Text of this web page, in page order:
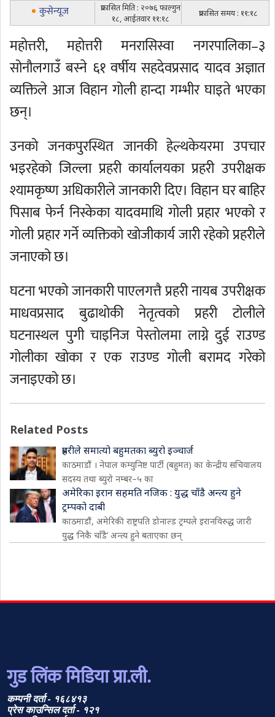
कुसेन्यूज
प्रकासित मिति : २०७६ फाल्गुन
१८, आईतवार ११:१८
प्रकासित समय : ११:१८
महोत्तरी, महोत्तरी मनरासिस्वा नगरपालिका–३
सोनौलगाउँ बस्ने ६१ वर्षीय सहदेवप्रसाद यादव अज्ञात
व्यक्तिले आज विहान गोली हान्दा गम्भीर घाइते भएका
छन्।
उनको जनकपुरस्थित जानकी हेल्थकेयरमा उपचार
भइरहेको जिल्ला प्रहरी कार्यालयका प्रहरी उपरीक्षक
श्यामकृष्ण अधिकारीले जानकारी दिए। विहान घर बाहिर
पिसाब फेर्न निस्केका यादवमाथि गोली प्रहार भएको र
गोली प्रहार गर्ने व्यक्तिको खोजीकार्य जारी रहेको प्रहरीले
जनाएको छ।
घटना भएको जानकारी पाएलगत्तै प्रहरी नायब उपरीक्षक
माधवप्रसाद बुढाथोकी नेतृत्वको प्रहरी टोलीले
घटनास्थल पुगी चाइनिज पेस्तोलमा लाग्ने दुई राउण्ड
गोलीका खोका र एक राउण्ड गोली बरामद गरेको
जनाइएको छ।
Related Posts
प्रहरीले समात्यो बहुमतका ब्युरो इञ्चार्ज
काठमाडौं । नेपाल कम्युनिष्ट पार्टी (बहुमत) का केन्द्रीय सचिवालय
सदस्य तथा ब्युरो नम्बर–५ का
अमेरिका इरान सहमति नजिक : युद्ध चाँडै अन्त्य हुने
ट्रम्पको दाबी
काठमाडौं, अमेरिकी राष्ट्रपति डोनाल्ड ट्रम्पले इरानविरुद्ध जारी
युद्ध ‘निकै चाँडै’ अन्त्य हुने बताएका छन्
गुड लिंक मिडिया प्रा.ली.
कम्पनी दर्ता - १६८४१३
प्रेस काउन्सिल दर्ता - १२१